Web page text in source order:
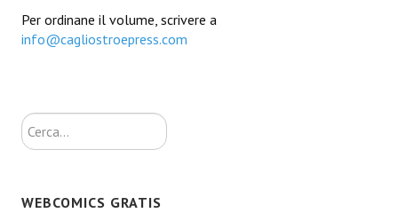
Talkink
Saggistica
MetroCult
Per ordinane il volume, scrivere a
info@cagliostroepress.com
Cerca...
WEBCOMICS GRATIS